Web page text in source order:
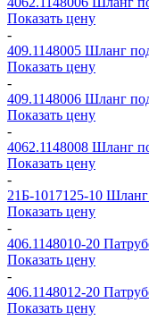
Показать цену
-
409.1148005 Шланг
Показать цену
-
409.1148006 Шланг
Показать цену
-
4062.1148008 Шланг
Показать цену
-
21Б-1017125-10 Шланг
Показать цену
-
406.1148010-20
Показать цену
-
406.1148012-20
Показать цену